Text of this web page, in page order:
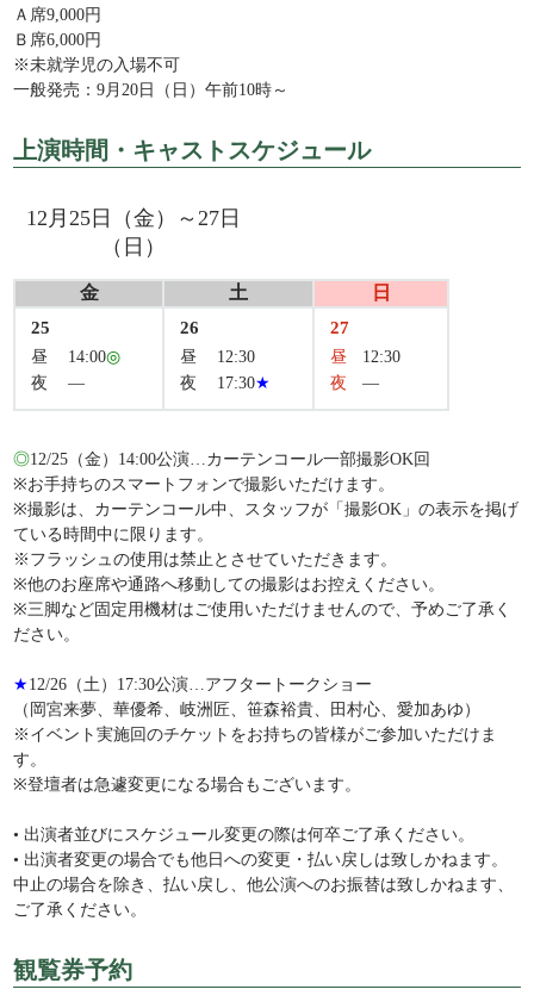
Ａ席9,000円
Ｂ席6,000円
※未就学児の入場不可
一般発売：9月20日（日）午前10時～
上演時間・キャストスケジュール
12月25日（金）～27日
（日）
金 土 日
25
昼 14:00◎
夜
―
26
昼
12:30
夜
17:30★
27
昼
12:30
夜
―
◎12/25（金）14:00公演…カーテンコール一部撮影OK回
※お手持ちのスマートフォンで撮影いただけます。
※撮影は、カーテンコール中、スタッフが「撮影OK」の表示を掲げ
ている時間中に限ります。
※フラッシュの使用は禁止とさせていただきます。
※他のお座席や通路へ移動しての撮影はお控えください。
※三脚など固定用機材はご使用いただけませんので、予めご了承く
ださい。
★12/26（土）17:30公演…アフタートークショー
（岡宮来夢、華優希、岐洲匠、笹森裕貴、田村心、愛加あゆ）
※イベント実施回のチケットをお持ちの皆様がご参加いただけま
す。
※登壇者は急遽変更になる場合もございます。
• 出演者並びにスケジュール変更の際は何卒ご了承ください。
• 出演者変更の場合でも他日への変更・払い戻しは致しかねます。
中止の場合を除き、払い戻し、他公演へのお振替は致しかねます、
ご了承ください。
観覧券予約